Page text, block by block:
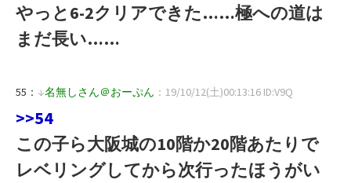
やっと6-2クリアできた……極への道は
まだ長い……
55： ↓名無しさん＠おーぷん ：19/10/12(土)00:13:16 ID:V9Q
>>54
この子ら大阪城の10階か20階あたりで
レベリングしてから次行ったほうがい